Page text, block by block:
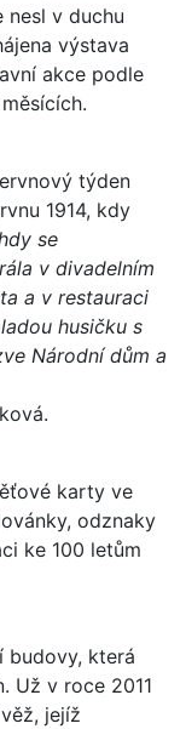
nesl v duchu
výstava
akce podle
týden
1914, kdy
se
v divadelním
a v restauraci
husičku s
Národní dům a
karty ve
odznaky
ke 100 letům
budovy, která
Už v roce 2011
jejíž